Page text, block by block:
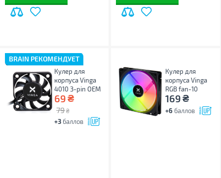
BRAIN РЕКОМЕНДУЕТ
Кулер для
корпуса Vinga
4010 3-pin ОЕМ
69₴
79 ₴
+3 баллов
Кулер для
корпуса Vinga
RGB fan-10
169₴
+6 баллов